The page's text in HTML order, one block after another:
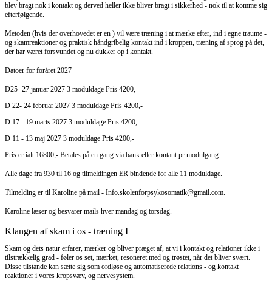
blev bragt nok i kontakt og derved heller ikke bliver bragt i sikkerhed - nok til at komme sig
efterfølgende.
Metoden (hvis der overhovedet er en ) vil være træning i at mærke efter, ind i egne traume -
og skamreaktioner og praktisk håndgribelig kontakt ind i kroppen, træning af sprog på det,
der har været forsvundet og nu dukker op i kontakt.
Datoer for foråret 2027
D25- 27 januar 2027 3 moduldage Pris 4200,-
D 22- 24 februar 2027 3 moduldage Pris 4200,-
D 17 - 19 marts 2027 3 moduldage Pris 4200,-
D 11 - 13 maj 2027 3 moduldage Pris 4200,-
Pris er ialt 16800,- Betales på en gang via bank eller kontant pr modulgang.
Alle dage fra 930 til 16 og tilmeldingen ER bindende for alle 11 moduldage.
Tilmelding er til Karoline på mail - Info.skolenforpsykosomatik@gmail.com.
Karoline læser og besvarer mails hver mandag og torsdag.
Klangen af skam i os - træning I
Skam og dets natur erfarer, mærker og bliver præget af, at vi i kontakt og relationer ikke i
tilstrækkelig grad - føler os set, mærket, resoneret med og trøstet, når det bliver svært.
Disse tilstande kan sætte sig som ordløse og automatiserede relations - og kontakt
reaktioner i vores kropsvæv, og nervesystem.